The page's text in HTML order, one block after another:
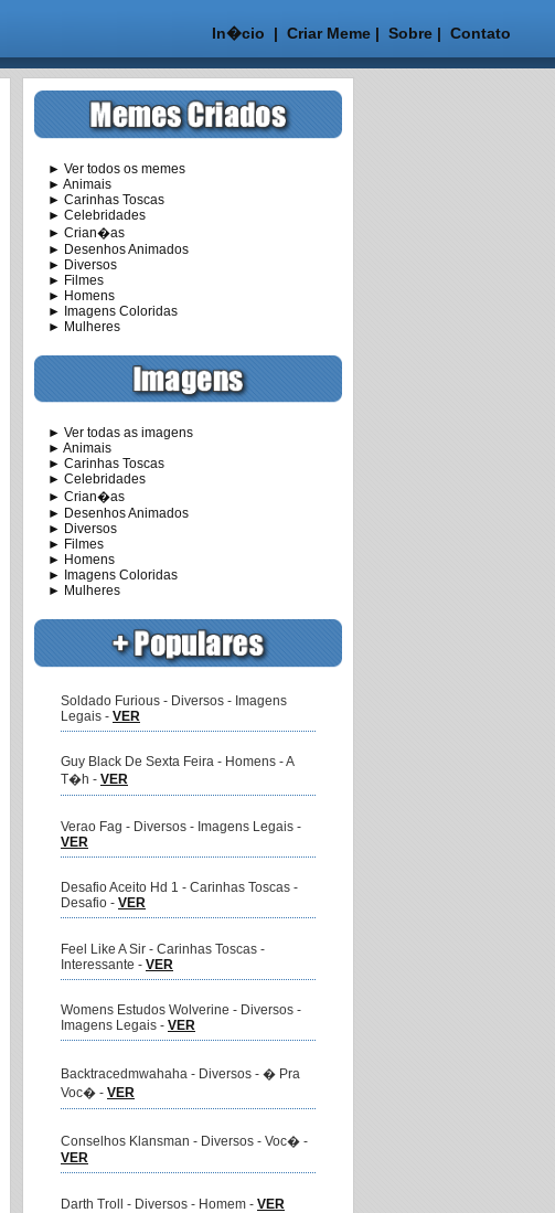
In�cio | Criar Meme| Sobre| Contato
► Ver todos os memes
► Animais
► Carinhas Toscas
► Celebridades
► Crian�as
► Desenhos Animados
► Diversos
► Filmes
► Homens
► Imagens Coloridas
► Mulheres
► Ver todas as imagens
► Animais
► Carinhas Toscas
► Celebridades
► Crian�as
► Desenhos Animados
► Diversos
► Filmes
► Homens
► Imagens Coloridas
► Mulheres
Soldado Furious - Diversos - Imagens
Legais - VER
Guy Black De Sexta Feira - Homens - A
T�h - VER
Verao Fag - Diversos - Imagens Legais -
VER
Desafio Aceito Hd 1 - Carinhas Toscas -
Desafio - VER
Feel Like A Sir - Carinhas Toscas -
Interessante - VER
Womens Estudos Wolverine - Diversos -
Imagens Legais - VER
Backtracedmwahaha - Diversos - � Pra
Voc� - VER
Conselhos Klansman - Diversos - Voc� -
VER
Darth Troll - Diversos - Homem - VER